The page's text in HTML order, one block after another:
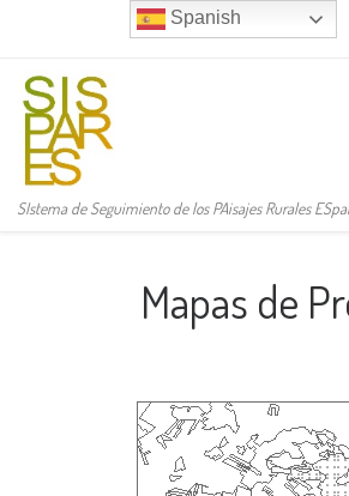
Saltar al contenido
SIstema de Seguimiento de los PAisajes Rurales
Mapas de
Spanish